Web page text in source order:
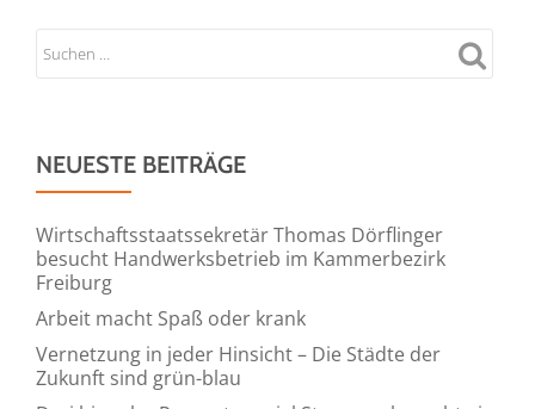
Annette
NEUESTE BEITRÄGE
Wirtschaftsstaatssekretär Thomas Dörflinger
besucht Handwerksbetrieb im Kammerbezirk
Freiburg
Arbeit macht Spaß oder krank
Vernetzung in jeder Hinsicht – Die Städte der
Zukunft sind grün-blau